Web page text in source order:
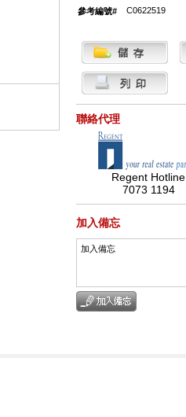
參考編號# C0622519
聯絡代理
Regent Hotline
7073 1194
加入備忘
加入備忘